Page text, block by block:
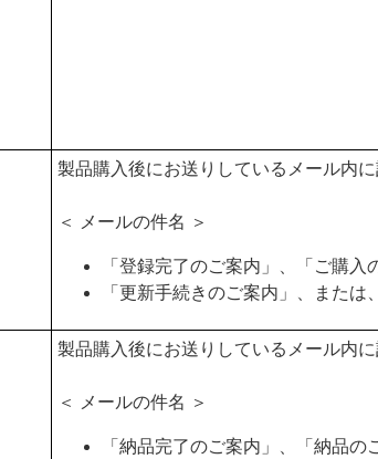
製品購入後にお送りしているメール内に
＜ メールの件名 ＞
「登録完了のご案内」、「ご購入
「更新手続きのご案内」、または
製品購入後にお送りしているメール内に
＜ メールの件名 ＞
「納品完了のご案内」、「納品